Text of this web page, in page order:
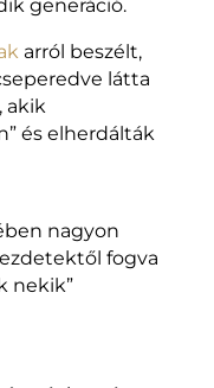
generáció.
arról beszélt,
látta
akik
és elherdálták
nagyon
fogva
nekik”